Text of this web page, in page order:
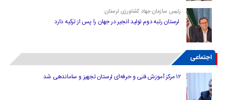
رئیس سازمان جهاد کشاورزی لرستان:
لرستان رتبه دوم تولید انجیر در جهان را پس از ترکیه دارد
اجتماعی
۱۲ مرکز آموزش فنی و حرفه‌ای لرستان تجهیز و ساماندهی شد